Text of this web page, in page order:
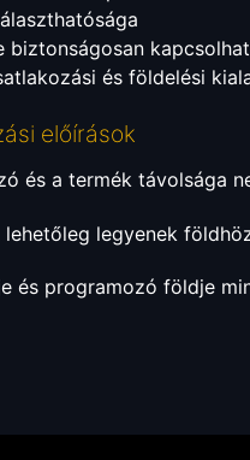
biztonságosan
és földelési
előírások
és a termék távolsága
legyenek
és programozó földje